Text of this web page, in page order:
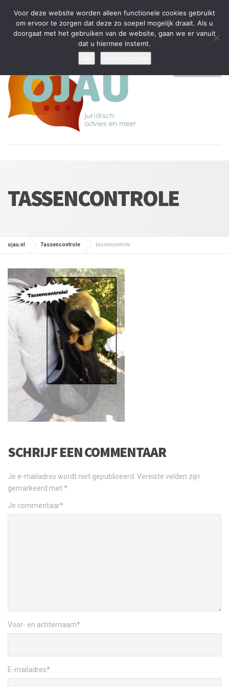
Tijdelijke stop: wegens drukte kan ik beperkt nieuwe zaken aannemen
en vragen beantwoorden
Algemene Voorwaarden
Disclaimer Privacybeleid
TASSENCONTROLE
ojau.nl Tassencontrole tassencontrole
SCHRIJF EEN COMMENTAAR
Je e-mailadres wordt niet gepubliceerd. Vereiste velden zijn
gemarkeerd met*
Je commentaar*
Voor- en achternaam*
E-mailadres*
Voor deze website worden alleen functionele cookies gebruikt
om ervoor te zorgen dat deze zo soepel mogelijk draait. Als u
doorgaat met het gebruiken van de website, gaan we er vanuit
dat u hiermee instemt.